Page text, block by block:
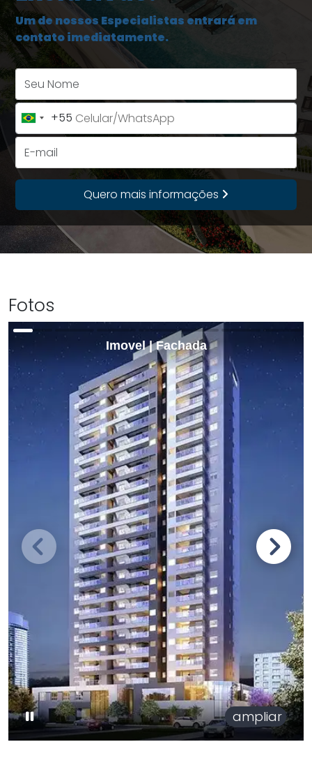
Um de nossos Especialistas entrará em
contato imediatamente.
Brazil
+55
+55
Quero mais informações
Fotos
Imovel | Fachada
ampliar